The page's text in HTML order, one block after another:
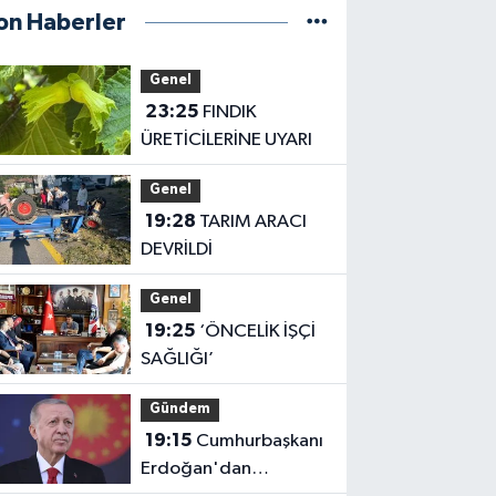
Haberler
Genel
23:25
ÜRETİCİLERİNE UYARI
Genel
19:28
DEVRİLDİ
Genel
19:25
SAĞLIĞI’
Gündem
19:15
Erdoğan'dan